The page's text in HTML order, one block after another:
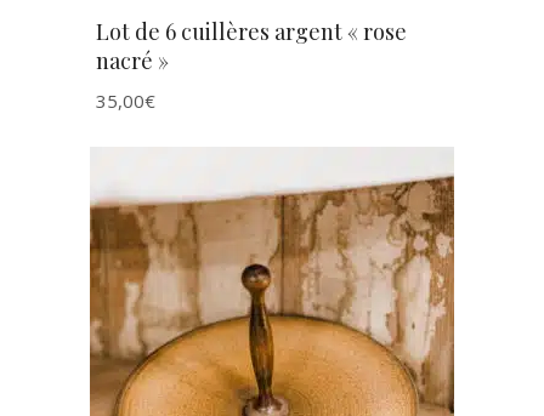
Lot de 6 cuillères argent « rose
nacré »
35,00€
AJOUTER AU PANIER